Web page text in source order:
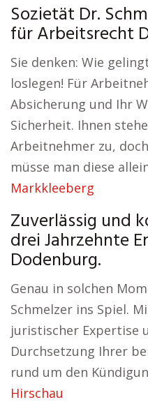
Sozietät Dr.
für Arbeitsrecht
Sie denken: Wie
loslegen! Für
Absicherung und Ihr
Sicherheit. Ihnen
Arbeitnehmer zu,
müsse man diese
Markkleeberg
Zuverlässig und
drei Jahrzehnte
Dodenburg.
Genau in solchen
Schmelzer ins Spiel.
juristischer Expertise
Durchsetzung Ihrer
rund um den
Hirschau